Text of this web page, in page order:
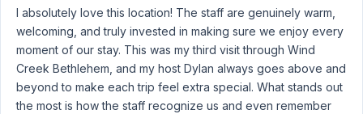
I absolutely love this location! The staff are genuinely warm,
welcoming, and truly invested in making sure we enjoy every
moment of our stay. This was my third visit through Wind
Creek Bethlehem, and my host Dylan always goes above and
beyond to make each trip feel extra special. What stands out
the most is how the staff recognize us and even remember